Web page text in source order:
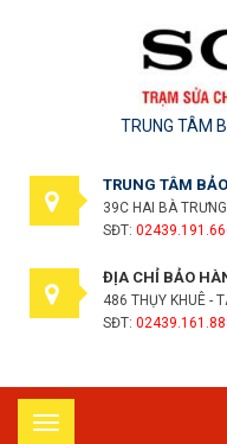
TRUNG TÂM
TRUNG TÂM
39C HAI BÀ
SĐT:
ĐỊA CHỈ BẢO
486 THỤY KHUÊ -
SĐT:
Toggle